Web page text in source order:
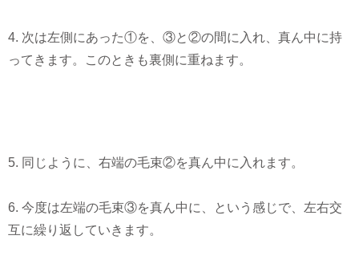
4. 次は左側にあった①を、③と②の間に入れ、真ん中に持
ってきます。このときも裏側に重ねます。
5. 同じように、右端の毛束②を真ん中に入れます。
6. 今度は左端の毛束③を真ん中に、という感じで、左右交
互に繰り返していきます。